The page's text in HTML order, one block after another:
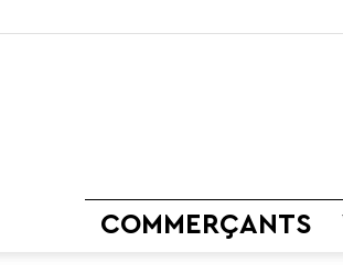
COMMERÇANTS